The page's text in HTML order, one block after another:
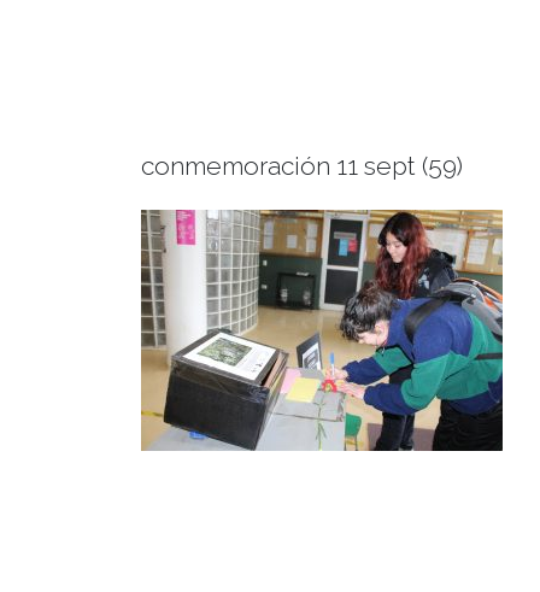
conmemoración 11 sept (59)